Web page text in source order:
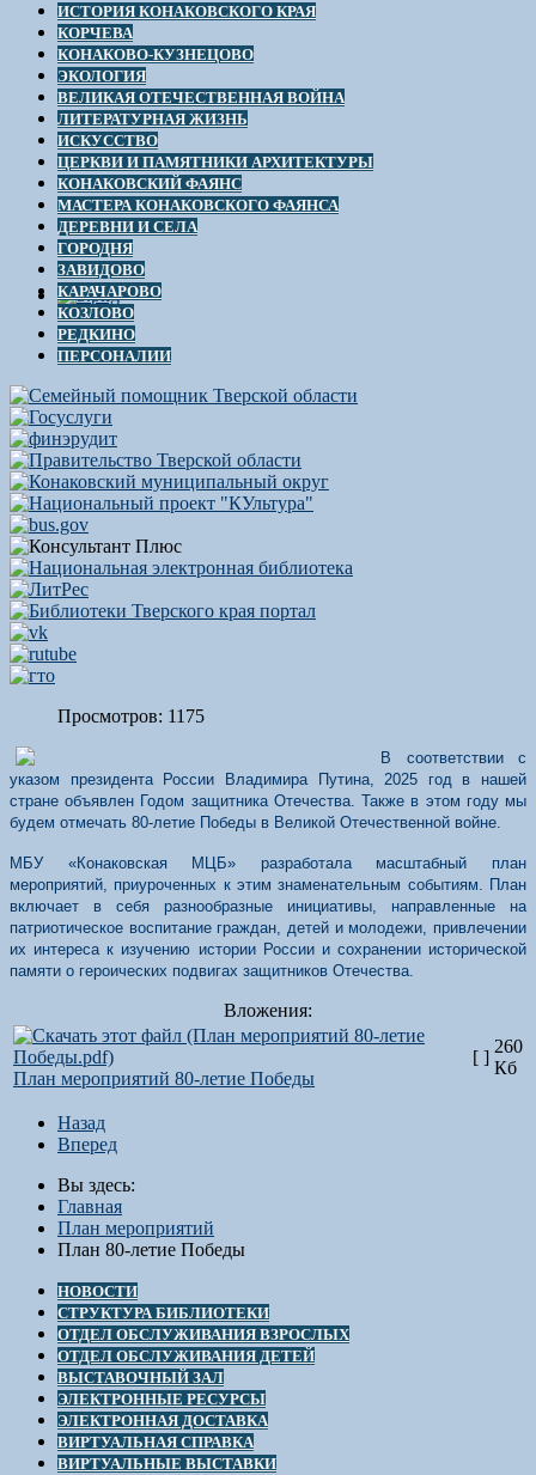
ИСТОРИЯ КОНАКОВСКОГО КРАЯ
КОРЧЕВА
КОНАКОВО-КУЗНЕЦОВО
ЭКОЛОГИЯ
ВЕЛИКАЯ ОТЕЧЕСТВЕННАЯ ВОЙНА
ЛИТЕРАТУРНАЯ ЖИЗНЬ
ИСКУССТВО
ЦЕРКВИ И ПАМЯТНИКИ АРХИТЕКТУРЫ
КОНАКОВСКИЙ ФАЯНС
МАСТЕРА КОНАКОВСКОГО ФАЯНСА
ДЕРЕВНИ И СЕЛА
ГОРОДНЯ
ЗАВИДОВО
КАРАЧАРОВО
КОЗЛОВО
РЕДКИНО
ПЕРСОНАЛИИ
Просмотров: 1175
В соответствии с
указом президента России Владимира Путина, 2025 год в нашей
стране объявлен Годом защитника Отечества. Также в этом году мы
будем отмечать 80-летие Победы в Великой Отечественной войне.
МБУ «Конаковская МЦБ» разработала масштабный план
мероприятий, приуроченных к этим знаменательным событиям. План
включает в себя разнообразные инициативы, направленные на
патриотическое воспитание граждан, детей и молодежи, привлечении
их интереса к изучению истории России и сохранении исторической
памяти о героических подвигах защитников Отечества.
Вложения:
План мероприятий 80-летие Победы
[ ]
260
Кб
Назад
Вперед
Вы здесь:
Главная
План мероприятий
План 80-летие Победы
НОВОСТИ
СТРУКТУРА БИБЛИОТЕКИ
ОТДЕЛ ОБСЛУЖИВАНИЯ ВЗРОСЛЫХ
ОТДЕЛ ОБСЛУЖИВАНИЯ ДЕТЕЙ
ВЫСТАВОЧНЫЙ ЗАЛ
ЭЛЕКТРОННЫЕ РЕСУРСЫ
ЭЛЕКТРОННАЯ ДОСТАВКА
ВИРТУАЛЬНАЯ СПРАВКА
ВИРТУАЛЬНЫЕ ВЫСТАВКИ